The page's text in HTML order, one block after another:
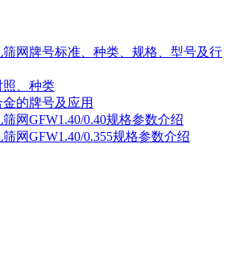
网牌号标准、种类、规格、型号及行
照、种类
的牌号及应用
网GFW1.40/0.40规格参数介绍
网GFW1.40/0.355规格参数介绍